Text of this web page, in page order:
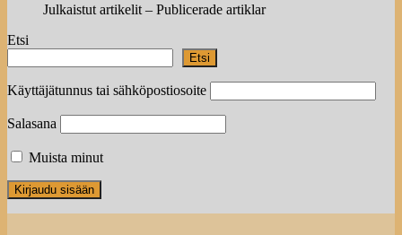
Julkaistut artikelit – Publicerade artiklar
Etsi
Etsi
Käyttäjätunnus tai sähköpostiosoite
Salasana
Muista minut